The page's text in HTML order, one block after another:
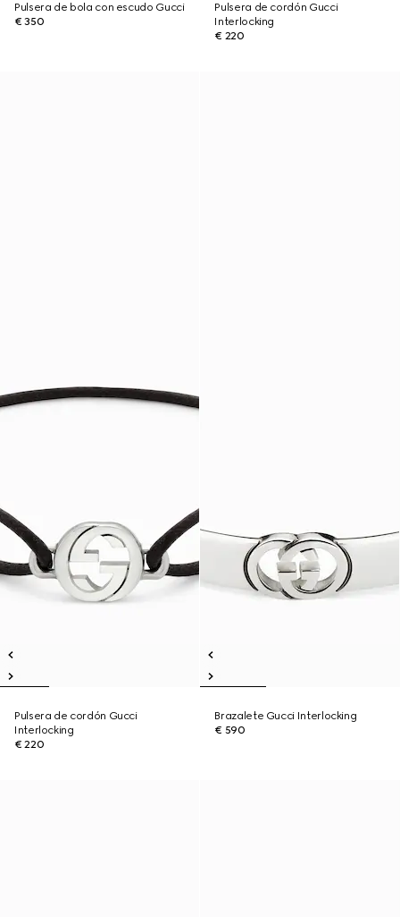
Pulsera de bola con escudo Gucci
€ 350
Pulsera de cordón Gucci
Interlocking
€ 220
Pulsera de cordón Gucci
Interlocking
€ 220
Brazalete Gucci Interlocking
€ 590